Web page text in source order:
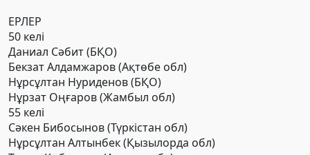
ЕРЛЕР
50 келі
Даниал Сәбит (БҚО)
Бекзат Алдамжаров (Ақтөбе обл)
Нұрсұлтан Нуриденов (БҚО)
Нұрзат Оңғаров (Жамбыл обл)
55 келі
Сәкен Бибосынов (Түркістан обл)
Нұрсұлтан Алтынбек (Қызылорда обл)